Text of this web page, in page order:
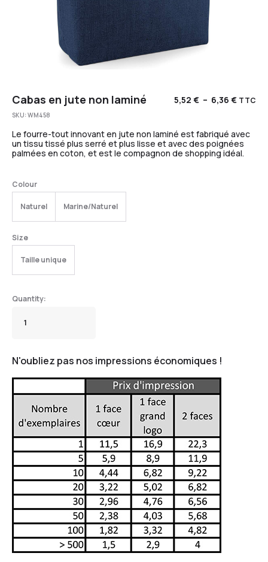
Cabas en jute non laminé 5,52 € – 6,36 € TTC
SKU:WM458
Le fourre-tout innovant en jute non laminé est fabriqué avec
un tissu tissé plus serré et plus lisse et avec des poignées
palmées en coton, et est le compagnon de shopping idéal.
Colour
Naturel Marine/Naturel
Size
Taille unique
N'oubliez pas nos impressions économiques !